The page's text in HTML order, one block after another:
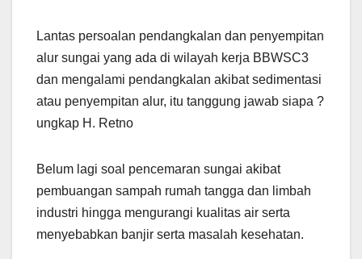
Lantas persoalan pendangkalan dan penyempitan
alur sungai yang ada di wilayah kerja BBWSC3
dan mengalami pendangkalan akibat sedimentasi
atau penyempitan alur, itu tanggung jawab siapa ?
ungkap H. Retno
Belum lagi soal pencemaran sungai akibat
pembuangan sampah rumah tangga dan limbah
industri hingga mengurangi kualitas air serta
menyebabkan banjir serta masalah kesehatan.